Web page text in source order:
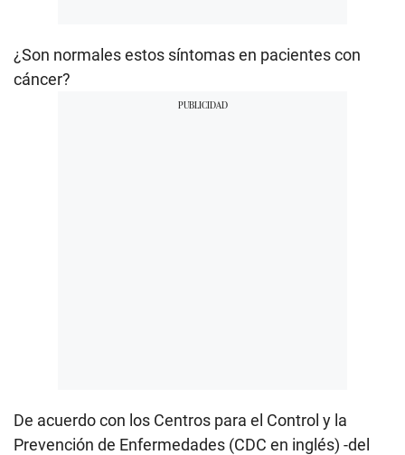
¿Son normales estos síntomas en pacientes con
cáncer?
De acuerdo con los Centros para el Control y la
Prevención de Enfermedades (CDC en inglés) -del